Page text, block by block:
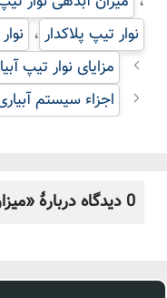
نوار تیپ پلاکدار ،
مزایای نوار تیپ
اجزاء سیستم
0 دیدگاه دربارهٔ «میزان آبدهی نوار تیپ آبیاری;